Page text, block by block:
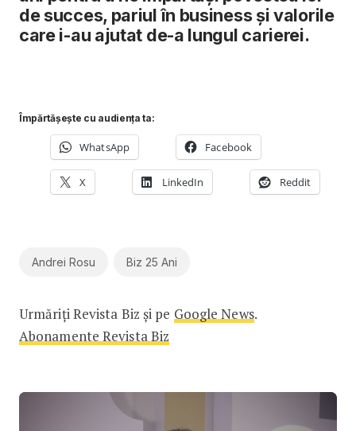
de succes, pariul în business și valorile
care i-au ajutat de-a lungul carierei.
Împărtășește cu audiența ta:
WhatsApp Facebook
X LinkedIn Reddit
Andrei Rosu Biz 25 Ani
Urmăriți Revista Biz și pe Google News.
Abonamente Revista Biz